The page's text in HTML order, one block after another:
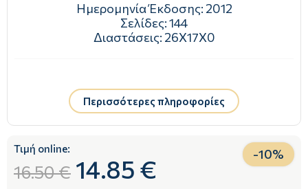
Ημερομηνία Έκδοσης: 2012
Σελίδες:144
Διαστάσεις: 26Χ17Χ0
Περισσότερες πληροφορίες
Τιμή online:
16.50 € 14.85 € -10%